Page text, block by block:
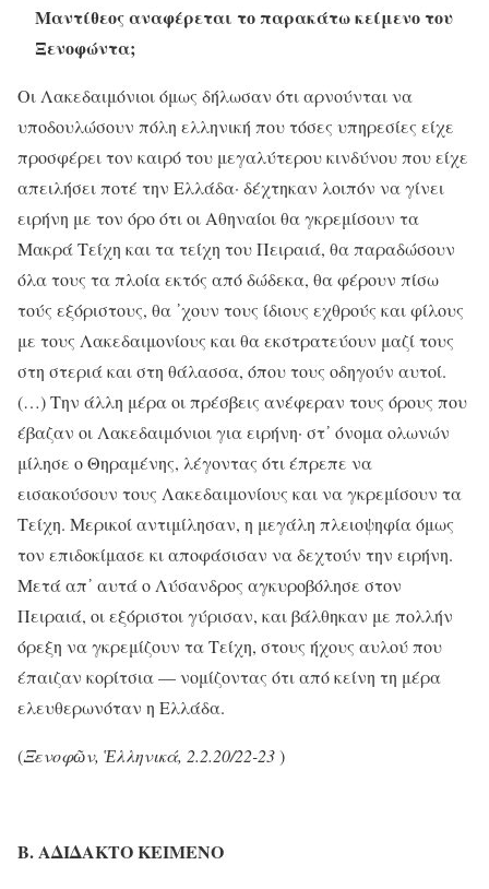
Μαντίθεος αναφέρεται το παρακάτω κείμενο του
Ξενοφώντα;
Οι Λακεδαιμόνιοι όμως δήλωσαν ότι αρνούνται να
υποδουλώσουν πόλη ελληνική που τόσες υπηρεσίες είχε
προσφέρει τον καιρό του μεγαλύτερου κινδύνου που είχε
απειλήσει ποτέ την Ελλάδα· δέχτηκαν λοιπόν να γίνει
ειρήνη με τον όρο ότι οι Αθηναίοι θα γκρεμίσουν τα
Μακρά Τείχη και τα τείχη του Πειραιά, θα παραδώσουν
όλα τους τα πλοία εκτός από δώδεκα, θα φέρουν πίσω
τούς εξόριστους, θα ᾽χουν τους ίδιους εχθρούς και φίλους
με τους Λακεδαιμονίους και θα εκστρατεύουν μαζί τους
στη στεριά και στη θάλασσα, όπου τους οδηγούν αυτοί.
(…) Την άλλη μέρα οι πρέσβεις ανέφεραν τους όρους που
έβαζαν οι Λακεδαιμόνιοι για ειρήνη· στ᾽ όνομα ολωνών
μίλησε ο Θηραμένης, λέγοντας ότι έπρεπε να
εισακούσουν τους Λακεδαιμονίους και να γκρεμίσουν τα
Τείχη. Μερικοί αντιμίλησαν, η μεγάλη πλειοψηφία όμως
τον επιδοκίμασε κι αποφάσισαν να δεχτούν την ειρήνη.
Μετά απ᾽ αυτά ο Λύσανδρος αγκυροβόλησε στον
Πειραιά, οι εξόριστοι γύρισαν, και βάλθηκαν με πολλήν
όρεξη να γκρεμίζουν τα Τείχη, στους ήχους αυλού που
έπαιζαν κορίτσια — νομίζοντας ότι από κείνη τη μέρα
ελευθερωνόταν η Ελλάδα.
(Ξενοφῶν, Ἑλληνικά, 2.2.20/22-23)
Β. ΑΔΙΔΑΚΤΟKEIMENO